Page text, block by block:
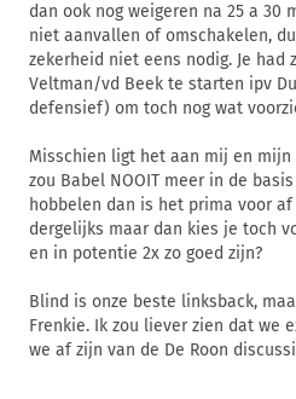
dan ook nog weigeren na 25 a
niet aanvallen of omschakelen,
zekerheid niet eens nodig. Je
Veltman/vd Beek te starten ipv
defensief) om toch nog wat
Misschien ligt het aan mij en
zou Babel NOOIT meer in de
hobbelen dan is het prima voor
dergelijks maar dan kies je toch
en in potentie 2x zo goed zijn?
Blind is onze beste linksback,
Frenkie. Ik zou liever zien dat we
we af zijn van de De Roon